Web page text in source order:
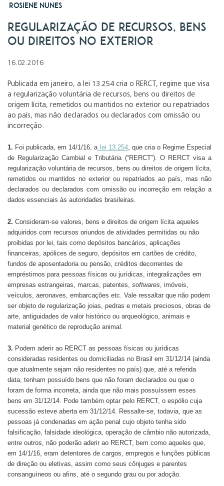
Rosiene Nunes
Regularização de recursos, bens
ou direitos no exterior
16.02.2016
Publicada em janeiro, a lei 13.254 cria o RERCT, regime que visa
a regularização voluntária de recursos, bens ou direitos de
origem lícita, remetidos ou mantidos no exterior ou repatriados
ao país, mas não declarados ou declarados com omissão ou
incorreção.
1. Foi publicada, em 14/1/16, alei 13.254, que cria o Regime Especial
de Regularização Cambial e Tributária (“RERCT”). O RERCT visa a
regularização voluntária de recursos, bens ou direitos de origem lícita,
remetidos ou mantidos no exterior ou repatriados ao país, mas não
declarados ou declarados com omissão ou incorreção em relação a
dados essenciais às autoridades brasileiras.
2. Consideram-se valores, bens e direitos de origem lícita aqueles
adquiridos com recursos oriundos de atividades permitidas ou não
proibidas por lei, tais como depósitos bancários, aplicações
financeiras, apólices de seguro, depósitos em cartões de crédito,
fundos de aposentadoria ou pensão, créditos decorrentes de
empréstimos para pessoas físicas ou jurídicas, integralizações em
empresas estrangeiras, marcas, patentes, softwares , imóveis,
veículos, aeronaves, embarcações etc. Vale ressaltar que não podem
ser objeto de regularização joias, pedras e metais preciosos, obras de
arte, antiguidades de valor histórico ou arqueológico, animais e
material genético de reprodução animal.
3. Podem aderir ao RERCT as pessoas físicas ou jurídicas
consideradas residentes ou domiciliadas no Brasil em 31/12/14 (ainda
que atualmente sejam não residentes no país) que, até a referida
data, tenham possuído bens que não foram declarados ou que o
foram de forma incorreta, ainda que não mais possuíssem esses
bens em 31/12/14. Pode também optar pelo RERCT, o espólio cuja
sucessão esteve aberta em 31/12/14. Ressalte-se, todavia, que as
pessoas já condenadas em ação penal cujo objeto tenha sido
falsificação, falsidade ideológica, operação de câmbio não autorizada,
entre outros, não poderão aderir ao RERCT, bem como aqueles que,
em 14/1/16, eram detentores de cargos, empregos e funções públicas
de direção ou eletivas, assim como seus cônjuges e parentes
consanguíneos ou afins, até o segundo grau ou por adoção.